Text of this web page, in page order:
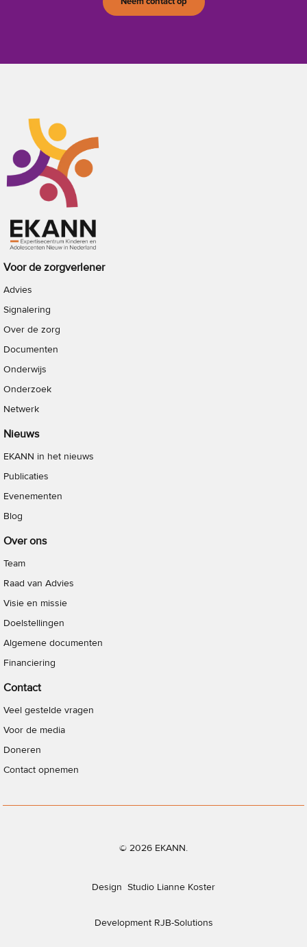
Voor de zorgverlener
Advies
Signalering
Over de zorg
Documenten
Onderwijs
Onderzoek
Netwerk
Nieuws
EKANN in het nieuws
Publicaties
Evenementen
Blog
Over ons
Team
Raad van Advies
Visie en missie
Doelstellingen
Algemene documenten
Financiering
Contact
Veel gestelde vragen
Voor de media
Doneren
Contact opnemen
© 2026 EKANN.
Design Studio Lianne Koster
Development RJB-Solutions